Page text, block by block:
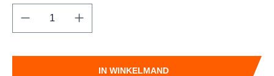
Producthoeveelheid: Voer de gewenste
IN WINKELMAND